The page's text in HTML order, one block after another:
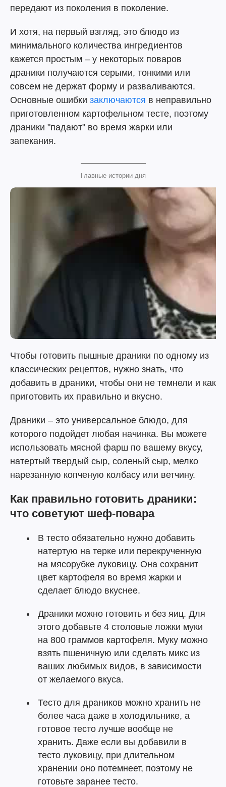
передают из поколения в поколение.
И хотя, на первый взгляд, это блюдо из
минимального количества ингредиентов
кажется простым – у некоторых поваров
драники получаются серыми, тонкими или
совсем не держат форму и разваливаются.
Основные ошибки заключаются в неправильно
приготовленном картофельном тесте, поэтому
драники "падают" во время жарки или
запекания.
Главные истории дня
Чтобы готовить пышные драники по одному из
классических рецептов, нужно знать, что
добавить в драники, чтобы они не темнели и как
приготовить их правильно и вкусно.
Драники – это универсальное блюдо, для
которого подойдет любая начинка. Вы можете
использовать мясной фарш по вашему вкусу,
натертый твердый сыр, соленый сыр, мелко
нарезанную копченую колбасу или ветчину.
Как правильно готовить драники:
что советуют шеф-повара
В тесто обязательно нужно добавить
натертую на терке или перекрученную
на мясорубке луковицу. Она сохранит
цвет картофеля во время жарки и
сделает блюдо вкуснее.
Драники можно готовить и без яиц. Для
этого добавьте 4 столовые ложки муки
на 800 граммов картофеля. Муку можно
взять пшеничную или сделать микс из
ваших любимых видов, в зависимости
от желаемого вкуса.
Тесто для драников можно хранить не
более часа даже в холодильнике, а
готовое тесто лучше вообще не
хранить. Даже если вы добавили в
тесто луковицу, при длительном
хранении оно потемнеет, поэтому не
готовьте заранее тесто.